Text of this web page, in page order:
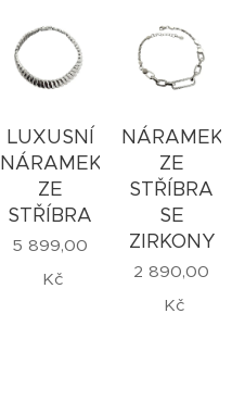
LUXUSNÍ
NÁRAMEK
ZE
STŘÍBRA
5 899,00
Kč
NÁRAMEK
ZE
STŘÍBRA
SE
ZIRKONY
2 890,00
Kč